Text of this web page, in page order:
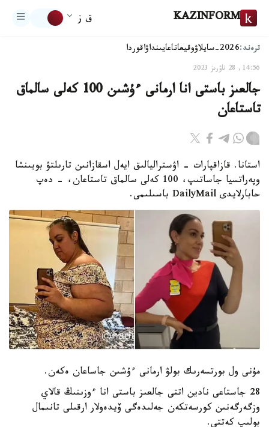
KAZINFORM ق ز
ترەند:2026-سايلاۋ وقيعاتاعايىنداۋاقوردا
14:56, 28 ناۋرىز 2023
جالعىز باستى انا ارمانى ءۇشىن 100 كەلى سالماق
تاستاعان
استانا. قازاقپارات - اۋستراليالىق ايەل اسقازانىن تارىلتۋ بويىنشا
وپەراتسيا جاساتىپ، 100 كەلى سالماق تاستاعان، - دەپ
حابارلايدى DailyMail باسىلىمى.
مۇنى ول بورتسەرىك بولۋ ارمانى ءۇشىن جاساعان ەكەن.
28 جاستاعى نادين اتتى جالعىز باستى انا ءوزىنىڭ قالاي
وزگەرگەنىن كورسەتكەن جەلىدەگى ۆيدەولار ارقىلى تانىمال
بولىپ كەتتى.